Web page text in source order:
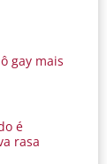
gay mais
é
rasa